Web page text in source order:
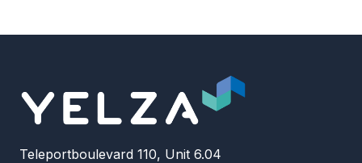
Teleportboulevard 110, Unit 6.04